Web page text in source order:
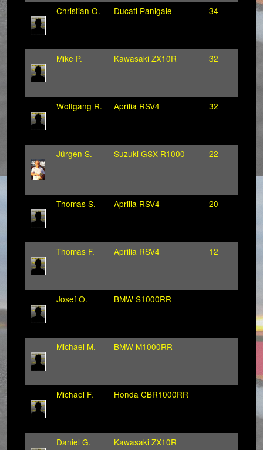
Christian O. Ducati Panigale 34
Mike P. Kawasaki ZX10R 32
Wolfgang R. Aprilia RSV4 32
Jürgen S. Suzuki GSX-R1000 22
Thomas S. Aprilia RSV4 20
Thomas F. Aprilia RSV4 12
Josef O. BMW S1000RR
Michael M. BMW M1000RR
Michael F. Honda CBR1000RR
Daniel G. Kawasaki ZX10R